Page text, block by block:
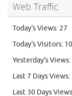
Web Traffic
Today's Views: 27
Today's Visitors: 10
Yesterday's Views:
Last 7 Days Views:
Last 30 Days